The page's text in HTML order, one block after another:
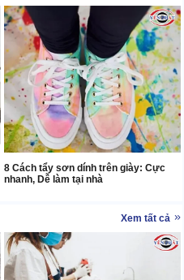
8 Cách tẩy sơn dính trên giày: Cực
nhanh, Dễ làm tại nhà
Xem tất cả